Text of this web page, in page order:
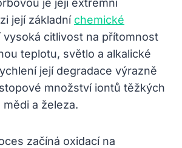
její základní chemické
vysoká citlivost na přítomnost
teplotu, světlo a alkalické
její degradace výrazně
množství iontů těžkých
a železa.
začíná oxidací na